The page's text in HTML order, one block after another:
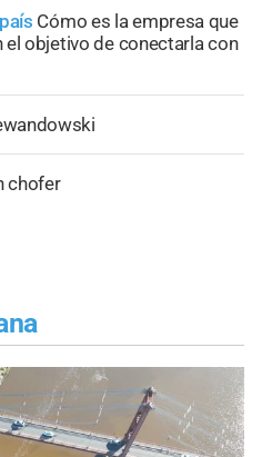
Cómo es la empresa que
el objetivo de conectarla con
chofer